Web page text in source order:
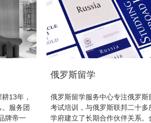
13年，
服务团
牌帝一
俄罗斯留学
俄罗斯留学服务中心专注俄罗斯
考试培训，与俄罗斯联邦二十多
学府建立了长期合作伙伴关系。